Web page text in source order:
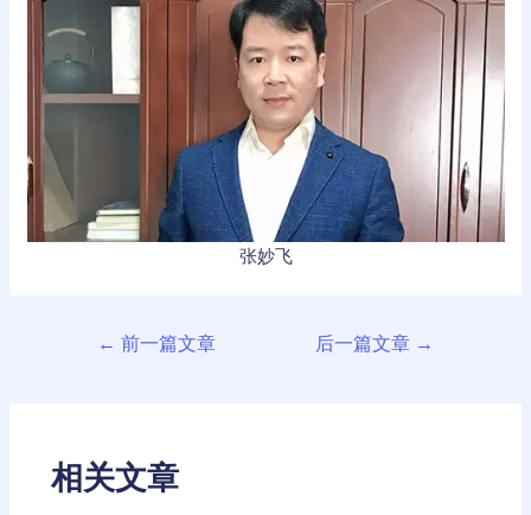
张妙飞
← 前一篇文章 后一篇文章 →
相关文章